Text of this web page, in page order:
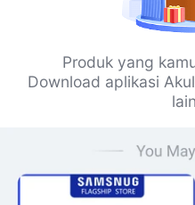
Produk yang
Download aplikasi